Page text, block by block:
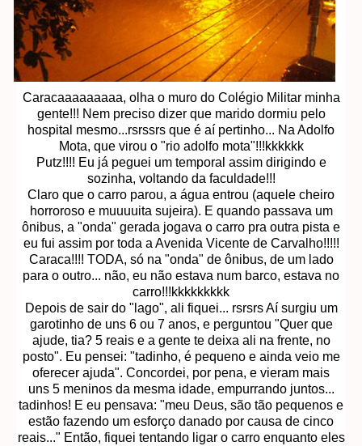
Caracaaaaaaaaa, olha o muro do Colégio Militar minha
gente!!! Nem preciso dizer que marido dormiu pelo
hospital mesmo...rsrssrs que é aí pertinho... Na Adolfo
Mota, que virou o "rio adolfo mota"!!!kkkkkk
Putz!!!! Eu já peguei um temporal assim dirigindo e
sozinha, voltando da faculdade!!!
Claro que o carro parou, a água entrou (aquele cheiro
horroroso e muuuuita sujeira). E quando passava um
ônibus, a "onda" gerada jogava o carro pra outra pista e
eu fui assim por toda a Avenida Vicente de Carvalho!!!!!
Caraca!!!! TODA, só na "onda" de ônibus, de um lado
para o outro... não, eu não estava num barco, estava no
carro!!!kkkkkkkkk
Depois de sair do "lago", ali fiquei... rsrsrs Aí surgiu um
garotinho de uns 6 ou 7 anos, e perguntou "Quer que
ajude, tia? 5 reais e a gente te deixa ali na frente, no
posto". Eu pensei: "tadinho, é pequeno e ainda veio me
oferecer ajuda". Concordei, por pena, e vieram mais
uns 5 meninos da mesma idade, empurrando juntos...
tadinhos! E eu pensava: "meu Deus, são tão pequenos e
estão fazendo um esforço danado por causa de cinco
reais..." Então, fiquei tentando ligar o carro enquanto eles